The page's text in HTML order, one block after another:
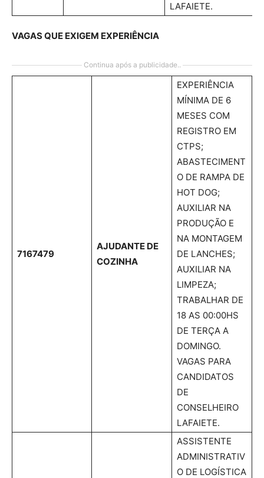
LAFAIETE.
VAGAS QUE EXIGEM EXPERIÊNCIA
Continua após a publicidade..
7167479
AJUDANTE DE
COZINHA
EXPERIÊNCIA
MÍNIMA DE 6
MESES COM
REGISTRO EM
CTPS;
ABASTECIMENT
O DE RAMPA DE
HOT DOG;
AUXILIAR NA
PRODUÇÃO E
NA MONTAGEM
DE LANCHES;
AUXILIAR NA
LIMPEZA;
TRABALHAR DE
18 AS 00:00HS
DE TERÇA A
DOMINGO.
VAGAS PARA
CANDIDATOS
DE
CONSELHEIRO
LAFAIETE.
ASSISTENTE
ADMINISTRATIV
O DE LOGÍSTICA